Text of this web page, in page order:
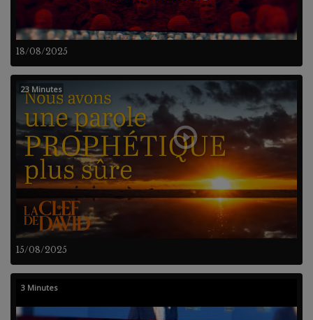
18/08/2025
15/08/2025
23 Minutes
3 Minutes